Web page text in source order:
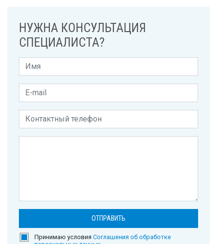
НУЖНА КОНСУЛЬТАЦИЯ
СПЕЦИАЛИСТА?
Принимаю условия Соглашения об обработке